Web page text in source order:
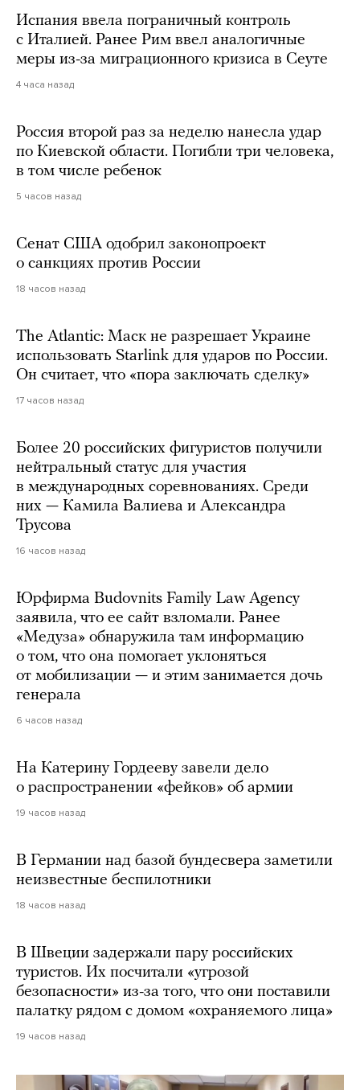
Испания ввела пограничный контроль
с Италией. Ранее Рим ввел аналогичные
меры из-за миграционного кризиса в Сеуте
4 часа назад
Россия второй раз за неделю нанесла удар
по Киевской области. Погибли три человека,
в том числе ребенок
5 часов назад
Сенат США одобрил законопроект
о санкциях против России
18 часов назад
The Atlantic: Маск не разрешает Украине
использовать Starlink для ударов по России.
Он считает, что «пора заключать сделку»
17 часов назад
Более 20 российских фигуристов получили
нейтральный статус для участия
в международных соревнованиях. Среди
них — Камила Валиева и Александра
Трусова
16 часов назад
Юрфирма Budovnits Family Law Agency
заявила, что ее сайт взломали. Ранее
«Медуза» обнаружила там информацию
о том, что она помогает уклоняться
от мобилизации — и этим занимается дочь
генерала
6 часов назад
На Катерину Гордееву завели дело
о распространении «фейков» об армии
19 часов назад
В Германии над базой бундесвера заметили
неизвестные беспилотники
18 часов назад
В Швеции задержали пару российских
туристов. Их посчитали «угрозой
безопасности» из-за того, что они поставили
палатку рядом с домом «охраняемого лица»
19 часов назад